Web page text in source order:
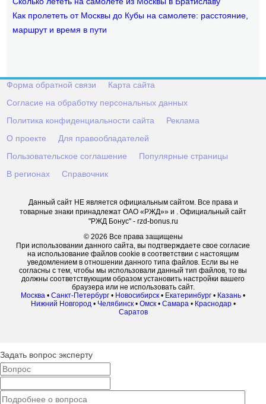
Как пролететь от Москвы до Кубы на самолете: расстояние,
маршрут и время в пути
Форма обратной связи
Карта сайта
Согласие на обработку персональных данных
Политика конфиденциальности сайта
Реклама
О проекте
Для правообладателей
Пользовательское соглашение
Популярные страницы
В регионах
Справочник
Данный сайт НЕ является официальным сайтом. Все права и
товарные знаки принадлежат ОАО «РЖД»» и . Официальный сайт
"РЖД Бонус" - rzd-bonus.ru
© 2026 Все права защищены
При использовании данного сайта, вы подтверждаете свое согласие
на использование файлов cookie в соответствии с настоящим
уведомлением в отношении данного типа файлов. Если вы не
согласны с тем, чтобы мы использовали данный тип файлов, то вы
должны соответствующим образом установить настройки вашего
браузера или не использовать сайт.
Москва • Санкт-Петербург • Новосибирск • Екатеринбург • Казань •
Нижний Новгород• Челябинск• Омск• Самара• Краснодар•
Саратов
Задать вопрос эксперту